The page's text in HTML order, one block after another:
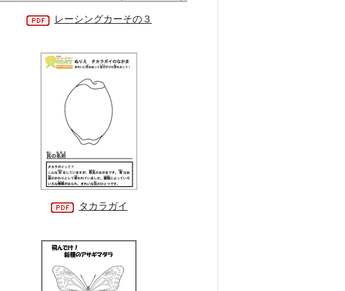
レーシングカーその３
タカラガイ